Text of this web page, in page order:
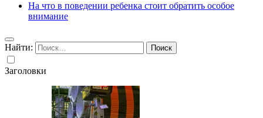
На что в поведении ребенка стоит обратить особое
внимание
Найти:
Заголовки